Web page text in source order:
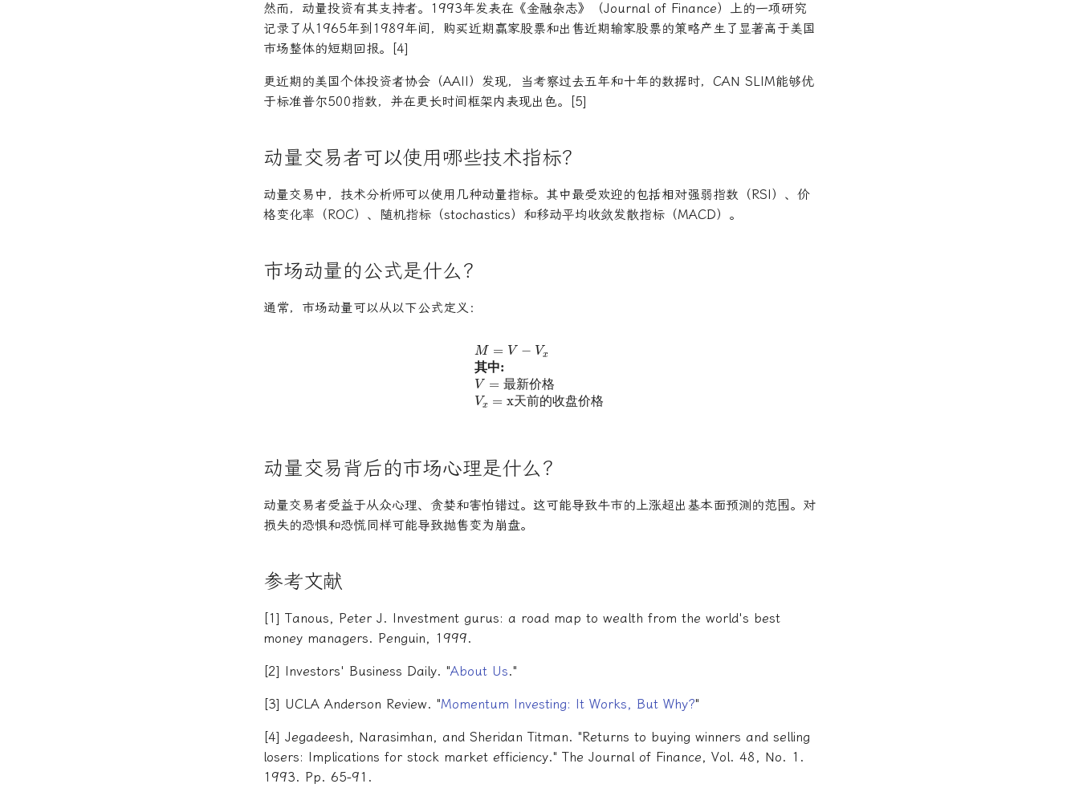
然而，动量投资有其支持者。1993年发表在《金融杂志》（Journal of Finance）上的一项研究
记录了从1965年到1989年间，购买近期赢家股票和出售近期输家股票的策略产生了显著高于美国
市场整体的短期回报。[4]
更近期的美国个体投资者协会（AAII）发现，当考察过去五年和十年的数据时，CAN SLIM能够优
于标准普尔500指数，并在更长时间框架内表现出色。[5]
动量交易者可以使用哪些技术指标？
动量交易中，技术分析师可以使用几种动量指标。其中最受欢迎的包括相对强弱指数（RSI）、价
格变化率（ROC）、随机指标（stochastics）和移动平均收敛发散指标（MACD）。
市场动量的公式是什么？
通常，市场动量可以从以下公式定义：
其
最新 价格
天 前 的 收盘 价 格
其中
其中:V=最新价格
动量交易背后的市场心理是什么？
动量交易者受益于从众心理、贪婪和害怕错过。这可能导致牛市的上涨超出基本面预测的范围。对
损失的恐惧和恐慌同样可能导致抛售变为崩盘。
参考文献
[1] Tanous, Peter J. Investment gurus: a road map to wealth from the world's best
money managers. Penguin, 1999.
[2] Investors' Business Daily. "About Us."
[3] UCLA Anderson Review. "Momentum Investing: It Works, But Why?"
[4] Jegadeesh, Narasimhan, and Sheridan Titman. "Returns to buying winners and selling
losers: Implications for stock market efficiency." The Journal of Finance, Vol. 48, No. 1.
1993. Pp. 65-91.